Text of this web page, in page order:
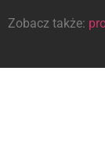
Zobacz także: